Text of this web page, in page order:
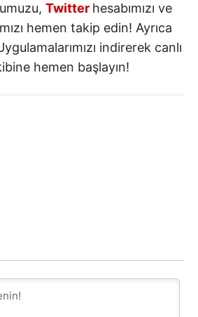
Twitter hesabımızı ve
hemen takip edin! Ayrıca
indirerek canlı
hemen başlayın!